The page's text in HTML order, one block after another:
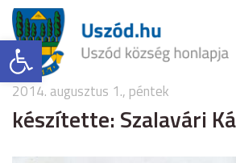
Eszköztár megnyitása
2014. augusztus 1., péntek
készítette: Szalavári